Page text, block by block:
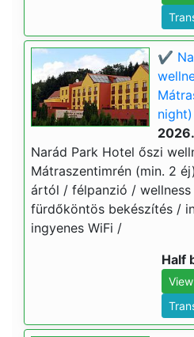
✔️
night)
Narád Park Hotel őszi
Mátraszentimrén (min. 2
ártól / félpanzió / wellness
fürdőköntös bekészítés /
ingyenes WiFi /
Half
View